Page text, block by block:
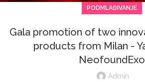
PODMLAĐIVANJE
Gala promotion of two
products from Milan -
NeofoundExo
Admin